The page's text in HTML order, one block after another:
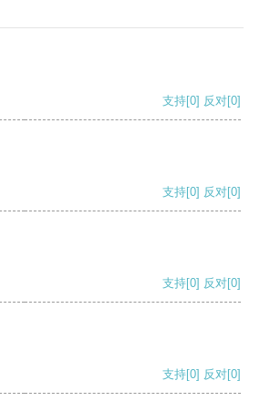
支持[0] 反对[0]
支持[0] 反对[0]
支持[0] 反对[0]
支持[0] 反对[0]